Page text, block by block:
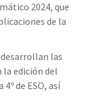
2024, que
de la
las
edición del
de ESO, así